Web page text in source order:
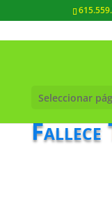
Seleccionar
Fallece